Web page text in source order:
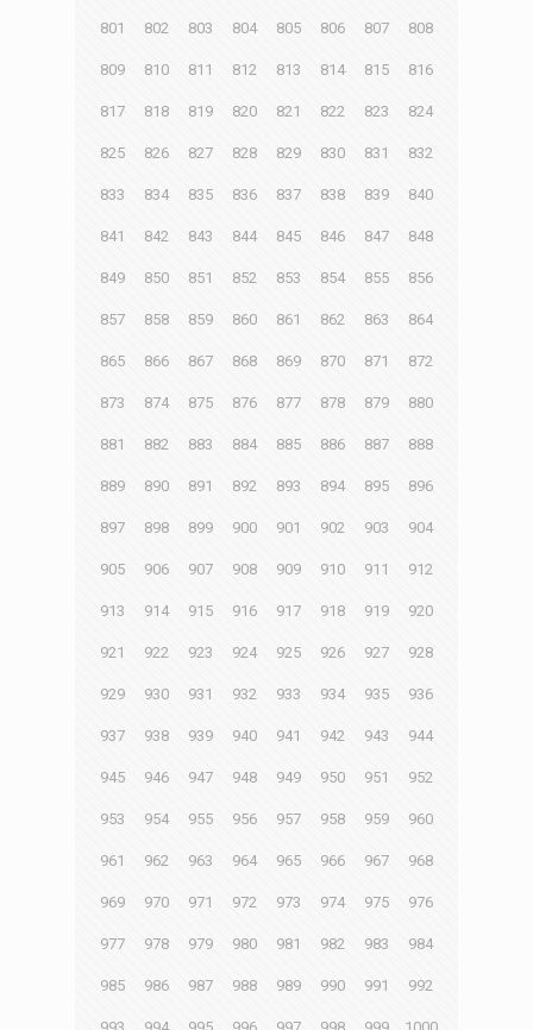
801 802 803 804 805 806 807 808
809 810 811 812 813 814 815 816
817 818 819 820 821 822 823 824
825 826 827 828 829 830 831 832
833 834 835 836 837 838 839 840
841 842 843 844 845 846 847 848
849 850 851 852 853 854 855 856
857 858 859 860 861 862 863 864
865 866 867 868 869 870 871 872
873 874 875 876 877 878 879 880
881 882 883 884 885 886 887 888
889 890 891 892 893 894 895 896
897 898 899 900 901 902 903 904
905 906 907 908 909 910 911 912
913 914 915 916 917 918 919 920
921 922 923 924 925 926 927 928
929 930 931 932 933 934 935 936
937 938 939 940 941 942 943 944
945 946 947 948 949 950 951 952
953 954 955 956 957 958 959 960
961 962 963 964 965 966 967 968
969 970 971 972 973 974 975 976
977 978 979 980 981 982 983 984
985 986 987 988 989 990 991 992